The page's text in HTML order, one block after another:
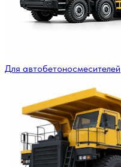
Для автобетоносмесителей